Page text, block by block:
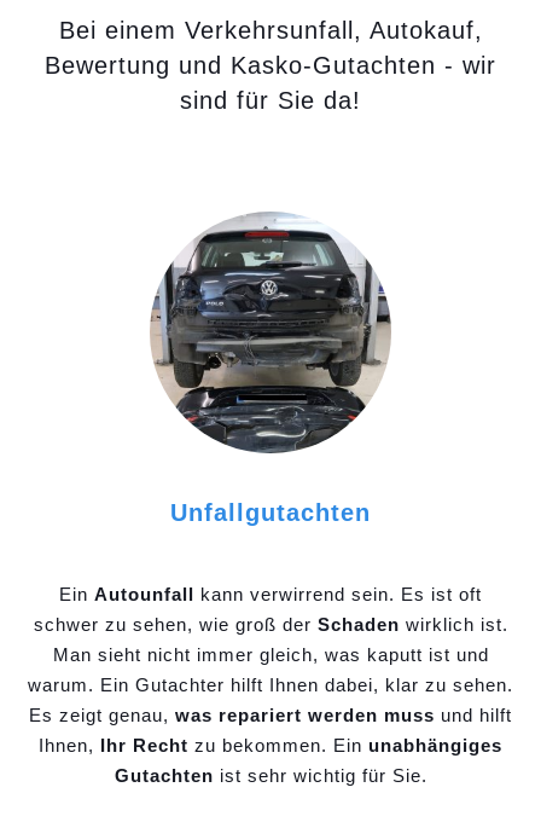
Bei einem Verkehrsunfall, Autokauf,
Bewertung und Kasko-Gutachten - wir
sind für Sie da!
Unfallgutachten
Ein Autounfall kann verwirrend sein. Es ist oft
schwer zu sehen, wie groß der Schaden wirklich ist.
Man sieht nicht immer gleich, was kaputt ist und
warum. Ein Gutachter hilft Ihnen dabei, klar zu sehen.
Es zeigt genau, was repariert werden muss und hilft
Ihnen, Ihr Recht zu bekommen. Ein unabhängiges
Gutachten ist sehr wichtig für Sie.